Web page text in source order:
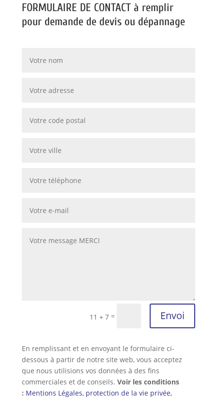
FORMULAIRE DE CONTACT à remplir
pour demande de devis ou dépannage
11 + 7 = Envoi
En remplissant et en envoyant le formulaire ci-
dessous à partir de notre site web, vous acceptez
que nous utilisions vos données à des fins
commerciales et de conseils. Voir les conditions
: Mentions Légales, protection de la vie privée,